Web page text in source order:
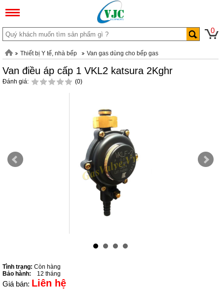
0
Thiết bị Y tế, nhà bếp Van gas dùng cho bếp gas
Van điều áp cấp 1 VKL2 katsura 2Kghr
Đánh giá: (0)
Tình trạng: Còn hàng
Bảo hành:
12 tháng
Giá bán: Liên hệ